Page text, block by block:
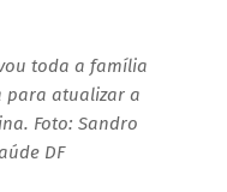
toda a família
para atualizar a
Foto: Sandro
DF